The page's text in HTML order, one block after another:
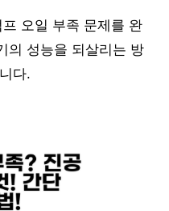
오일 부족 문제를 완
의 성능을 되살리는 방
다.